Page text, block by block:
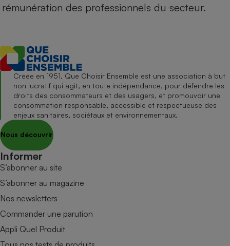
rémunération des professionnels du secteur.
Créée en 1951, Que Choisir Ensemble est une association à but
non lucratif qui agit, en toute indépendance, pour défendre les
droits des consommateurs et des usagers, et promouvoir une
consommation responsable, accessible et respectueuse des
enjeux sanitaires, sociétaux et environnementaux.
Nous découvrir
Informer
S’abonner au site
S’abonner au magazine
Nos newsletters
Commander une parution
Appli Quel Produit